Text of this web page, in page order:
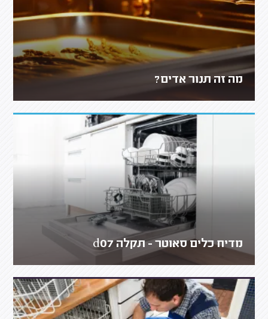
מה זה תנור אדים?
מדיח כלים סאוטר - תקלה d07